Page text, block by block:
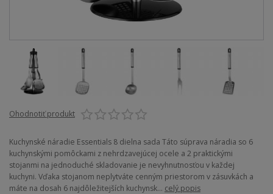
Ohodnotiť produkt
Kuchynské náradie Essentials 8 dielna sada Táto súprava náradia so 6
kuchynskými pomôckami z nehrdzavejúcej ocele a 2 praktickými
stojanmi na jednoduché skladovanie je nevyhnutnosťou v každej
kuchyni. Vďaka stojanom neplytváte cenným priestorom v zásuvkách a
máte na dosah 6 najdôležitejších kuchynsk... celý popis